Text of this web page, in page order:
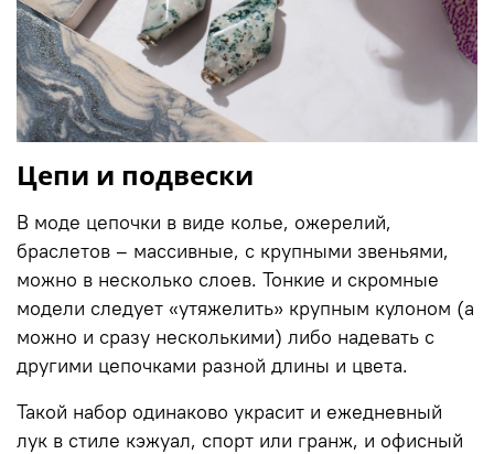
Цепи и подвески
В моде цепочки в виде колье, ожерелий,
браслетов – массивные, с крупными звеньями,
можно в несколько слоев. Тонкие и скромные
модели следует «утяжелить» крупным кулоном (а
можно и сразу несколькими) либо надевать с
другими цепочками разной длины и цвета.
Такой набор одинаково украсит и ежедневный
лук в стиле кэжуал, спорт или гранж, и офисный